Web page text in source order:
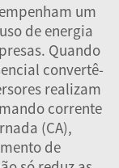
um
de energia
Quando
convertê-
realizam
corrente
(CA),
de